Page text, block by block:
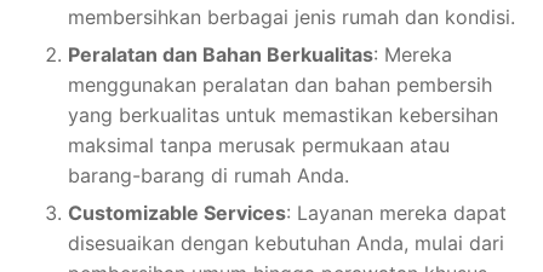
membersihkan berbagai jenis rumah dan kondisi.
Peralatan dan Bahan Berkualitas: Mereka
menggunakan peralatan dan bahan pembersih
yang berkualitas untuk memastikan kebersihan
maksimal tanpa merusak permukaan atau
barang-barang di rumah Anda.
Customizable Services: Layanan mereka dapat
disesuaikan dengan kebutuhan Anda, mulai dari